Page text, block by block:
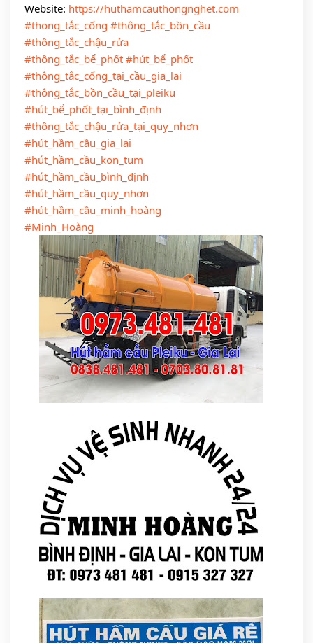
Website: https://huthamcauthongnghet.com
#thong_tắc_cống #thông_tắc_bồn_cầu
#thông_tắc_chậu_rửa
#thông_tắc_bể_phốt #hút_bể_phốt
#thông_tắc_cống_tại_cầu_gia_lai
#thông_tắc_bồn_cầu_tại_pleiku
#hút_bể_phốt_tại_bình_định
#thông_tắc_chậu_rửa_tại_quy_nhơn
#hút_hầm_cầu_gia_lai
#hút_hầm_cầu_kon_tum
#hút_hầm_cầu_bình_định
#hút_hầm_cầu_quy_nhơn
#hút_hầm_cầu_minh_hoàng
#Minh_Hoàng